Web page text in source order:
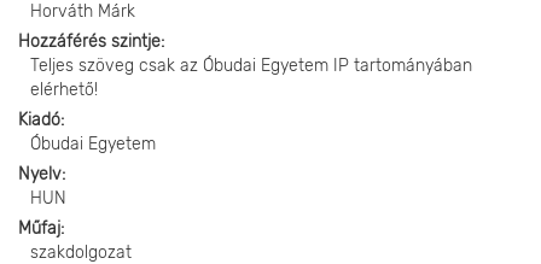
Horváth Márk
Hozzáférés szintje
Teljes szöveg csak az Óbudai Egyetem IP tartományában
elérhető!
Kiadó
Óbudai Egyetem
Nyelv
HUN
Műfaj
szakdolgozat